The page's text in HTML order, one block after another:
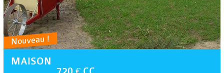
Nouveau !
MAISON